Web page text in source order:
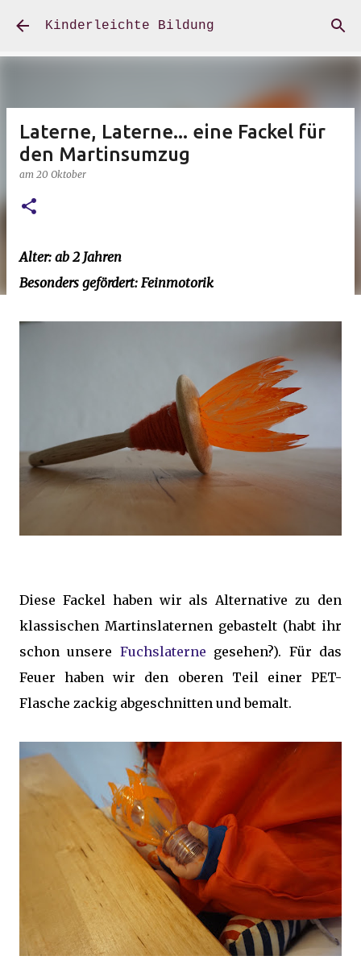
Direkt zum Hauptbereich
Kinderleichte Bildung
Laterne, Laterne... eine Fackel für
den Martinsumzug
am 20 Oktober
Alter: ab 2 Jahren
Besonders gefördert: Feinmotorik
Diese Fackel haben wir als Alternative zu den
klassischen Martinslaternen gebastelt (habt ihr
schon unsere Fuchslaterne gesehen?). Für das
Feuer haben wir den oberen Teil einer PET-
Flasche zackig abgeschnitten und bemalt.